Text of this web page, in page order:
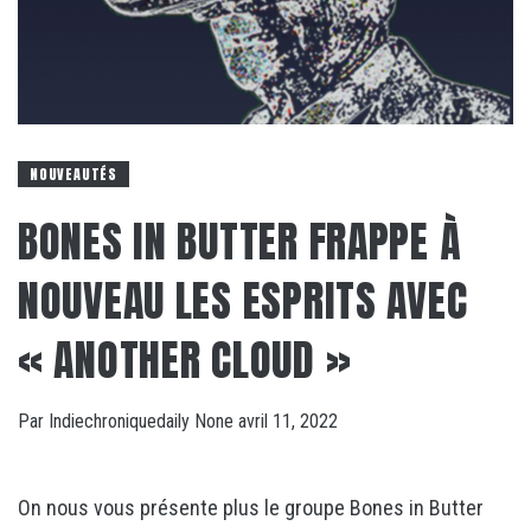
NOUVEAUTÉS
BONES IN BUTTER FRAPPE À
NOUVEAU LES ESPRITS AVEC
« ANOTHER CLOUD »
Par Indiechroniquedaily None avril 11, 2022
On nous vous présente plus le groupe Bones in Butter